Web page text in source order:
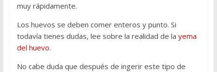
muy rápidamente.
Los huevos se deben comer enteros y punto. Si
todavía tienes dudas, lee sobre la realidad de la yema
del huevo.
No cabe duda que después de ingerir este tipo de